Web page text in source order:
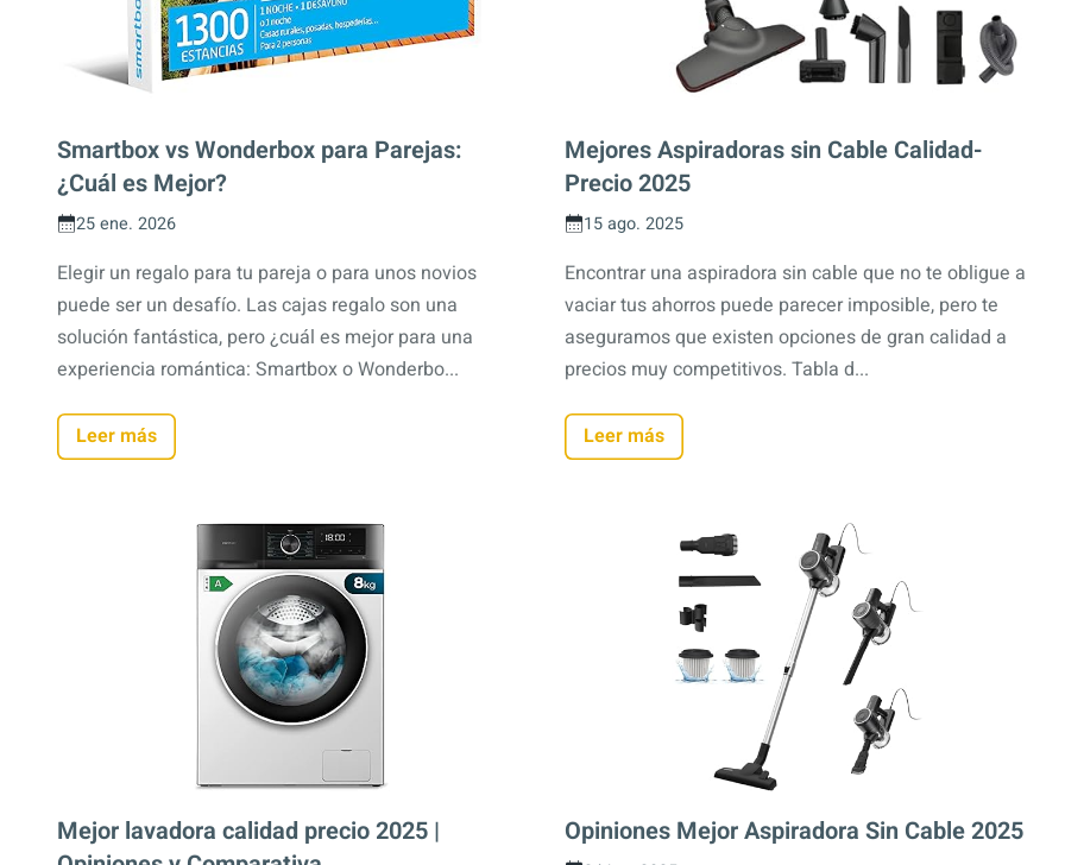
Smartbox vs Wonderbox para Parejas:
¿Cuál es Mejor?
25 ene. 2026
Elegir un regalo para tu pareja o para unos novios
puede ser un desafío. Las cajas regalo son una
solución fantástica, pero ¿cuál es mejor para una
experiencia romántica: Smartbox o Wonderbo...
Leer más
Mejores Aspiradoras sin Cable Calidad-
Precio 2025
15 ago. 2025
Encontrar una aspiradora sin cable que no te obligue a
vaciar tus ahorros puede parecer imposible, pero te
aseguramos que existen opciones de gran calidad a
precios muy competitivos. Tabla d...
Leer más
Mejor lavadora calidad precio 2025 |
Opiniones Mejor Aspiradora Sin Cable 2025